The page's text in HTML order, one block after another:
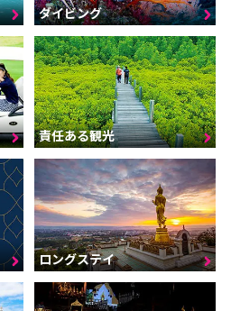
ダイビング
責任ある観光
ロングステイ